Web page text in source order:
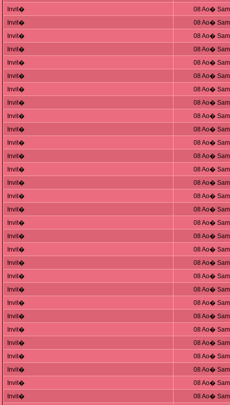
Invit�
08 Ao�
Invit�
08 Ao�
Invit�
08 Ao�
Invit�
08 Ao�
Invit�
08 Ao�
Invit�
08 Ao�
Invit�
08 Ao�
Invit�
08 Ao�
Invit�
08 Ao�
Invit�
08 Ao�
Invit�
08 Ao�
Invit�
08 Ao�
Invit�
08 Ao�
Invit�
08 Ao�
Invit�
08 Ao�
Invit�
08 Ao�
Invit�
08 Ao�
Invit�
08 Ao�
Invit�
08 Ao�
Invit�
08 Ao�
Invit�
08 Ao�
Invit�
08 Ao�
Invit�
08 Ao�
Invit�
08 Ao�
Invit�
08 Ao�
Invit�
08 Ao�
Invit�
08 Ao�
Invit�
08 Ao�
Invit�
08 Ao�
Invit�
08 Ao�